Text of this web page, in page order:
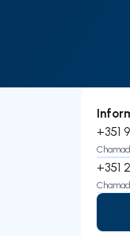
+351
+351